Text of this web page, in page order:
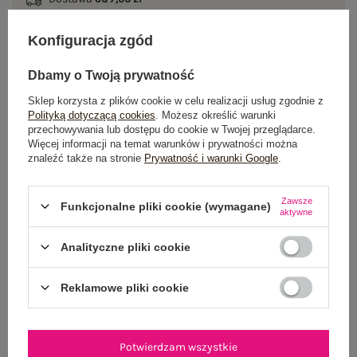
Do darmowej dostawy brakuje
a wyślemyjeszcze dzisiaj!
100 dni na zwrot
OPINIE O PRODUKCIE (57)
WYSYŁKA I DOSTAWA
ZWROTY I REKLAMACJE
Konfiguracja zgód
Dbamy o Twoją prywatność
Sklep korzysta z plików cookie w celu realizacji usług zgodnie z
Polityką dotyczącą cookies . Możesz określić warunki
przechowywania lub dostępu do cookie w Twojej przeglądarce.
Więcej informacji na temat warunków i prywatności można
znaleźć także na stronie Prywatność i warunki Google
Funkcjonalne pliki cookie (wymagane) Zawsze
aktywne
Analityczne pliki cookie
Reklamowe pliki cookie
Potwierdzam wszystkie